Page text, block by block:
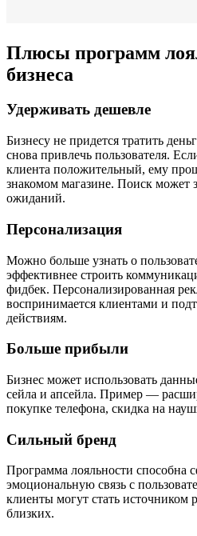
Плюсы программ
бизнеса
Удерживать дешевле
Бизнесу не придется тратить
снова привлечь пользователя.
клиента положительный, ему
знакомом магазине. Поиск может
ожиданий.
Персонализация
Можно больше узнать о
эффективнее строить
фидбек. Персонализированная
воспринимается клиентами и
действиям.
Больше прибыли
Бизнес может использовать
сейла и апсейла. Пример —
покупке телефона, скидка на
Сильный бренд
Программа лояльности способна
эмоциональную связь с
клиенты могут стать источником
близких.